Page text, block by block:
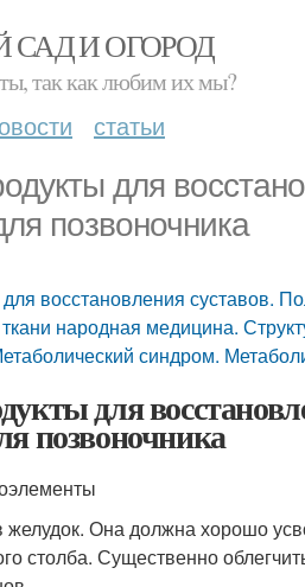
САД И ОГОРОД
так как любим их мы?
статьи
для
позвоночника
восстановления суставов.
народная медицина.
синдром.
для
позвоночника
Она должна хорошо
столба. Существенно